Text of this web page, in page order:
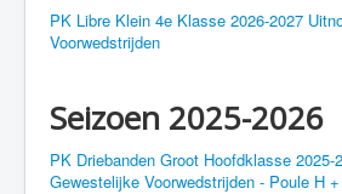
PK Libre Klein 4e Klasse 2026-2027
Voorwedstrijden
Seizoen 2025-2026
PK Driebanden Groot Hoofdklasse 2025-
Gewestelijke Voorwedstrijden - Poule H